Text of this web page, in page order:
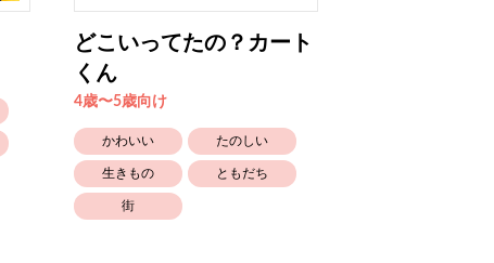
どこいってたの？カート
くん
4歳〜5歳向け
かわいい たのしい
生きもの ともだち
街